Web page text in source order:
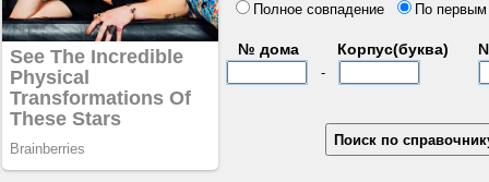
Полное совпадение
По
№ дома Корпус(буква)
-